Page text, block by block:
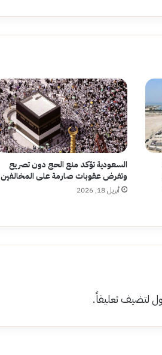
2026
السعودية تؤكد منع الحج دون تصريح
وتفرض عقوبات صارمة على المخالفين
أبريل 18, 2026
لتضيف تعليقاً.